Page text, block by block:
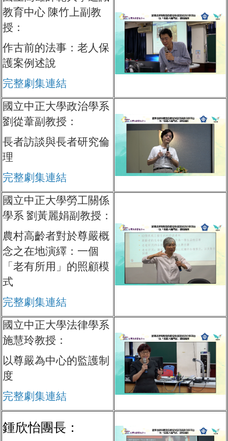
教育中心 陳竹上副教
授：
作古前的法事：老人保
護案例述說
完整劇集連結
國立中正大學政治學系
劉從葦副教授：
長者訪談與長者研究倫
理
完整劇集連結
國立中正大學勞工關係
學系 劉黃麗娟副教授：
農村高齡者對於尊嚴概
念之在地演繹：一個
「老有所用」的照顧模
式
完整劇集連結
國立中正大學法律學系
施慧玲教授：
以尊嚴為中心的監護制
度
完整劇集連結
鍾欣怡團長：